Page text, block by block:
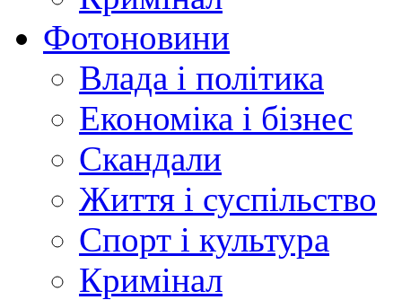
Фотоновини
Влада і політика
Економіка і бізнес
Скандали
Життя і суспільство
Спорт і культура
Кримінал